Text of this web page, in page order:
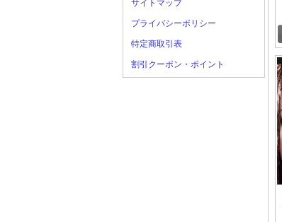
サイトマップ
プライバシーポリシー
特定商取引表
割引クーポン・ポイント